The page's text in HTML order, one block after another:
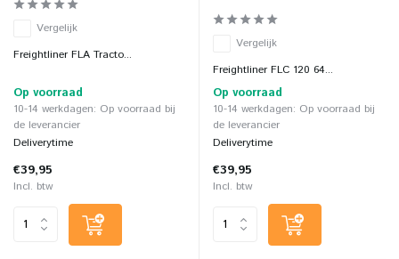
Vergelijk
Freightliner FLA Tracto...
Op voorraad
10-14 werkdagen: Op voorraad bij
de leverancier
Deliverytime
€39,95
Incl. btw
Vergelijk
Freightliner FLC 120 64...
Op voorraad
10-14 werkdagen: Op voorraad bij
de leverancier
Deliverytime
€39,95
Incl. btw